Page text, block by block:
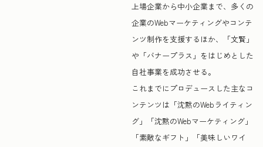
上場企業から中小企業まで、多くの
企業のWebマーケティングやコンテ
ンツ制作を支援するほか、「文賢」
や「バナープラス」をはじめとした
自社事業を成功させる。
これまでにプロデュースした主なコ
ンテンツは「沈黙のWebライティン
グ」「沈黙のWebマーケティング」
「素敵なギフト」「美味しいワイ